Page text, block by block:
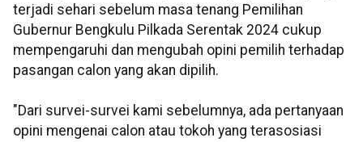
terjadi sehari sebelum masa tenang Pemilihan
Gubernur Bengkulu Pilkada Serentak 2024 cukup
mempengaruhi dan mengubah opini pemilih terhadap
pasangan calon yang akan dipilih.
"Dari survei-survei kami sebelumnya, ada pertanyaan
opini mengenai calon atau tokoh yang terasosiasi